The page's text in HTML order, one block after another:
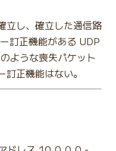
立し、確立した通信路
訂正機能がある UDP
ような喪失パケット
正機能はない。